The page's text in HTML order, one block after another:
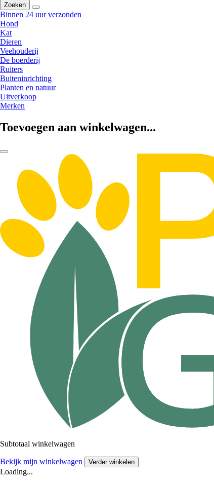
Zoeken
Binnen 24 uur verzonden
Hond
Kat
Dieren
Veehouderij
De boerderij
Ruiters
Buiteninrichting
Planten en natuur
Uitverkoop
Merken
Toevoegen aan winkelwagen...
Subtotaal winkelwagen
Bekijk mijn winkelwagen Verder winkelen
Loading...